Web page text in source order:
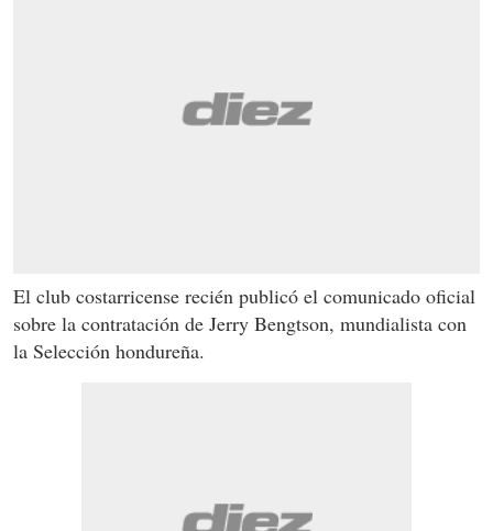
El club costarricense recién publicó el comunicado oficial
sobre la contratación de Jerry Bengtson, mundialista con
la Selección hondureña.